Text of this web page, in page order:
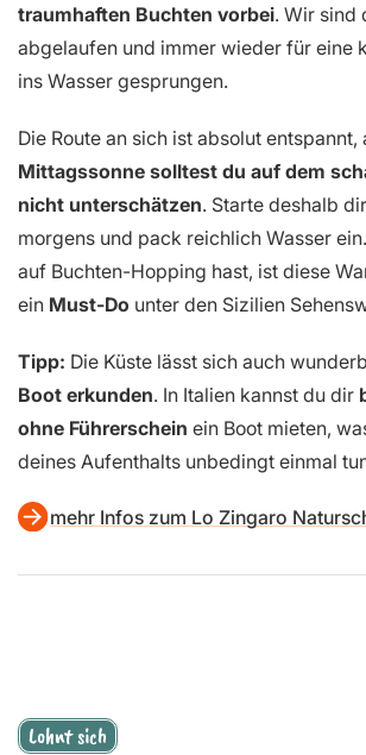
traumhaften Buchten vorbei. Wir sind
abgelaufen und immer wieder für eine
ins Wasser gesprungen.
Die Route an sich ist absolut entspannt,
Mittagssonne solltest du auf dem
nicht unterschätzen. Starte deshalb
morgens und pack reichlich Wasser
auf Buchten-Hopping hast, ist diese
ein Must-Do unter den Sizilien
Tipp: Die Küste lässt sich auch
Boot erkunden. In Italien kannst du dir
ohne Führerschein ein Boot mieten,
deines Aufenthalts unbedingt einmal
mehr Infos zum Lo Zingaro
Lohnt sich